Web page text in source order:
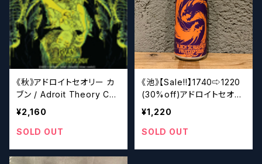
《秋》アドロイトセオリー カ
ブン / Adroit Theory Cov
en Coffee+Coconut+Ca
cao+Cookies &Cream+
BBA Maple (Ghost 1107)
¥2,160
SOLD OUT
《池》【Sale‼︎】1740⇨1220
(30%off)アドロイトセオリ
ー ブラック スコールドロ
ンV2 / Adroit Theory Bl
ack Scauldron V2
¥1,220
SOLD OUT